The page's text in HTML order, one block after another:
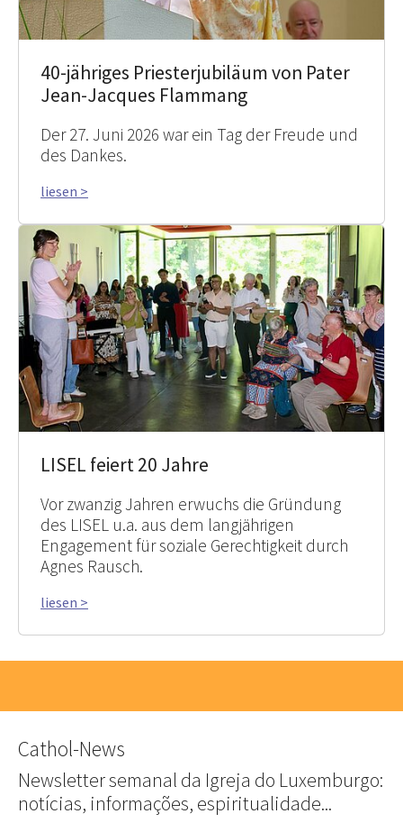
40-jähriges Priesterjubiläum von Pater
Jean-Jacques Flammang
Der 27. Juni 2026 war ein Tag der Freude und
des Dankes.
liesen >
LISEL feiert 20 Jahre
Vor zwanzig Jahren erwuchs die Gründung
des LISEL u.a. aus dem langjährigen
Engagement für soziale Gerechtigkeit durch
Agnes Rausch.
liesen >
Cathol-News
Newsletter semanal da Igreja do Luxemburgo:
notícias, informações, espiritualidade...